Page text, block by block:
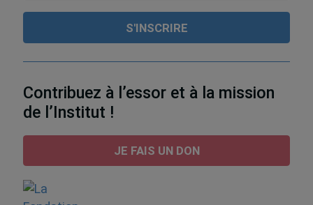
Contribuez à l’essor et à la mission
de l’Institut !
JE FAIS UN DON